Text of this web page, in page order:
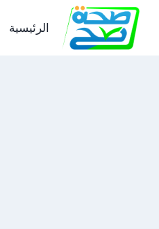
التجاوز
المحتوى
الرئيسية